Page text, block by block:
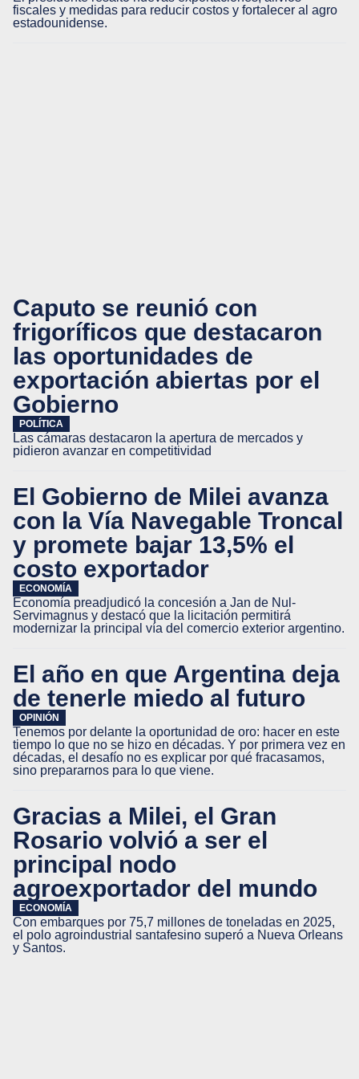
fiscales y medidas para reducir costos y fortalecer al agro
estadounidense.
Caputo se reunió con
frigoríficos que destacaron
las oportunidades de
exportación abiertas por el
Gobierno
POLÍTICA
Las cámaras destacaron la apertura de mercados y
pidieron avanzar en competitividad
El Gobierno de Milei avanza
con la Vía Navegable Troncal
y promete bajar 13,5% el
costo exportador
ECONOMÍA
Economía preadjudicó la concesión a Jan de Nul-
Servimagnus y destacó que la licitación permitirá
modernizar la principal vía del comercio exterior argentino.
El año en que Argentina deja
de tenerle miedo al futuro
OPINIÓN
Tenemos por delante la oportunidad de oro: hacer en este
tiempo lo que no se hizo en décadas. Y por primera vez en
décadas, el desafío no es explicar por qué fracasamos,
sino prepararnos para lo que viene.
Gracias a Milei, el Gran
Rosario volvió a ser el
principal nodo
agroexportador del mundo
ECONOMÍA
Con embarques por 75,7 millones de toneladas en 2025,
el polo agroindustrial santafesino superó a Nueva Orleans
y Santos.